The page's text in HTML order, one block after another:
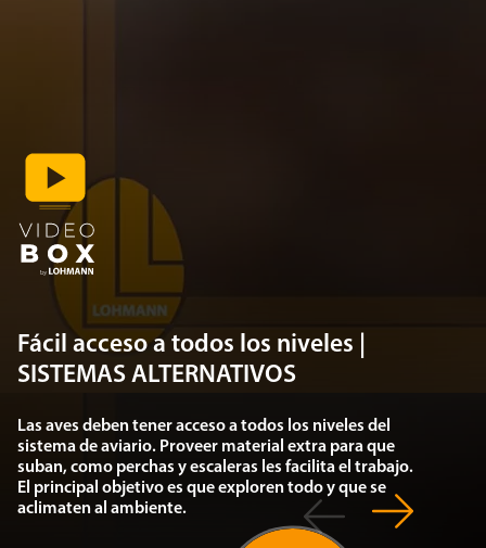
Fácil acceso a todos los niveles |
SISTEMAS ALTERNATIVOS
Las aves deben tener acceso a todos los niveles del
suban, como perchas y escaleras les facilita el trabajo.
El principal objetivo es que exploren todo y que se
aclimaten al ambiente.